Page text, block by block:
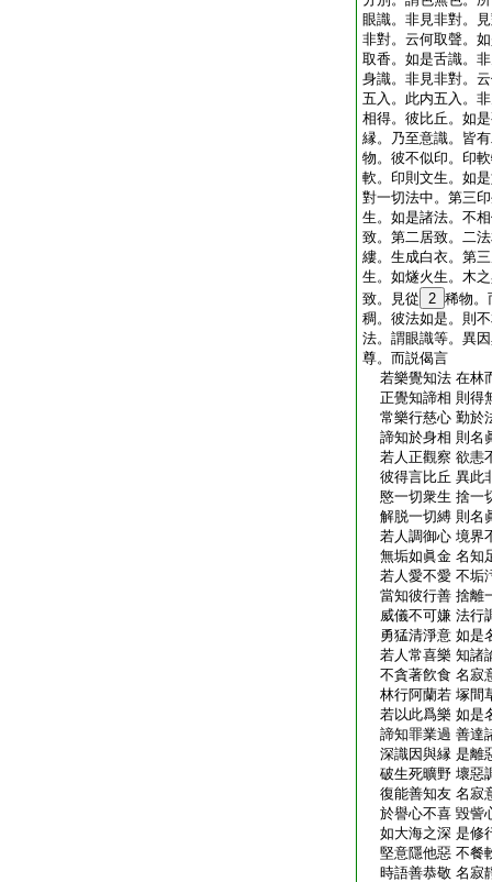
眼識。非見非對。
非對。云何取聲。
取香。如是舌識。
身識。非見非對。
五入。此内五入。
相得。彼比丘。如
縁。乃至意識。皆
物。彼不似印。印
軟。印則文生。如
對一切法中。第三
生。如是諸法。不
致。第二居致。二
縷。生成白衣。第
生。如燧火生。木
致。見從 2 稀物。
稠。彼法如是。則
法。謂眼識等。異
尊。而説偈言
若樂覺知法 在林
正覺知諦相 則得
常樂行慈心 勤於
諦知於身相 則名
若人正觀察 欲恚
彼得言比丘 異此
愍一切衆生 捨一
解脱一切縛 則名
若人調御心 境界
無垢如眞金 名知
若人愛不愛 不垢
當知彼行善 捨離
威儀不可嫌 法行
勇猛清淨意 如是
若人常喜樂 知諸
不貪著飮食 名寂
林行阿蘭若 塚間
若以此爲樂 如是
諦知罪業過 善達
深識因與縁 是離
破生死曠野 壞惡
復能善知友 名寂
於譽心不喜 毀訾
如大海之深 是修
堅意隱他惡 不餐
時語善恭敬 名寂